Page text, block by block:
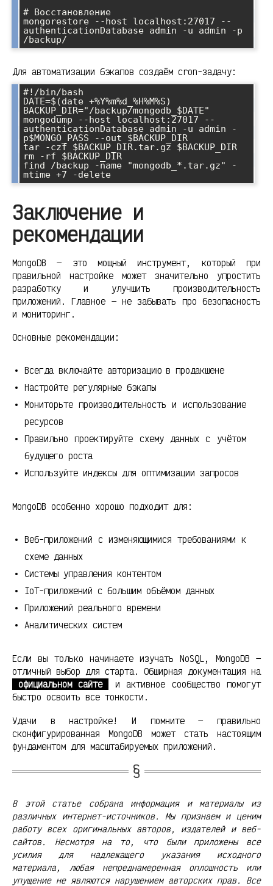
# Восстановление
mongorestore --host localhost:27017 --
authenticationDatabase admin -u admin -p
/backup/
Для автоматизации бэкапов создаём cron-задачу:
#!/bin/bash
DATE=$(date +%Y%m%d_%H%M%S)
BACKUP_DIR="/backup/mongodb_$DATE"
mongodump --host localhost:27017 --
authenticationDatabase admin -u admin -
p$MONGO_PASS --out $BACKUP_DIR
tar -czf $BACKUP_DIR.tar.gz $BACKUP_DIR
rm -rf $BACKUP_DIR
find /backup -name "mongodb_*.tar.gz" -
mtime +7 -delete
Заключение и
рекомендации
MongoDB — это мощный инструмент, который при
правильной настройке может значительно упростить
разработку и улучшить производительность
приложений. Главное — не забывать про безопасность
и мониторинг.
Основные рекомендации:
Всегда включайте авторизацию в продакшене
Настройте регулярные бэкапы
Мониторьте производительность и использование
ресурсов
Правильно проектируйте схему данных с учётом
будущего роста
Используйте индексы для оптимизации запросов
MongoDB особенно хорошо подходит для:
Веб-приложений с изменяющимися требованиями к
схеме данных
Системы управления контентом
IoT-приложений с большим объёмом данных
Приложений реального времени
Аналитических систем
Если вы только начинаете изучать NoSQL, MongoDB —
отличный выбор для старта. Обширная документация на
официальном сайте
и активное сообщество помогут
быстро освоить все тонкости.
Удачи в настройке! И помните — правильно
сконфигурированная MongoDB может стать настоящим
фундаментом для масштабируемых приложений.
В этой статье собрана информация и материалы из
различных интернет-источников. Мы признаем и ценим
работу всех оригинальных авторов, издателей и веб-
сайтов. Несмотря на то, что были приложены все
усилия для надлежащего указания исходного
материала, любая непреднамеренная оплошность или
упущение не являются нарушением авторских прав. Все